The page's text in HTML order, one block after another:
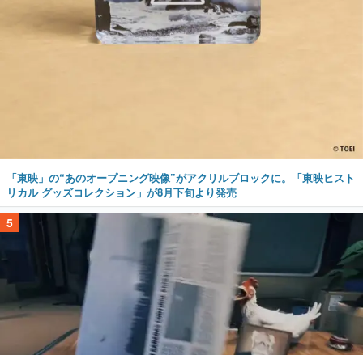
「東映」の“あのオープニング映像”がアクリルブロックに。「東映ヒスト
リカル グッズコレクション」が8月下旬より発売
5